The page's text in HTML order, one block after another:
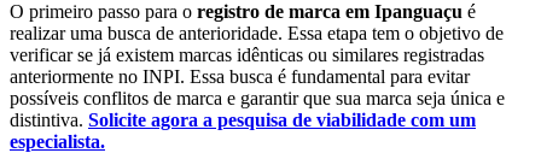
O primeiro passo para o registro de marca em Ipanguaçu é
realizar uma busca de anterioridade. Essa etapa tem o objetivo de
verificar se já existem marcas idênticas ou similares registradas
anteriormente no INPI. Essa busca é fundamental para evitar
possíveis conflitos de marca e garantir que sua marca seja única e
distintiva. Solicite agora a pesquisa de viabilidade com um
especialista.